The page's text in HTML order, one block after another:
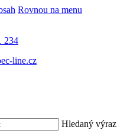
Rovnou na menu
234
line.cz
Hledaný výraz